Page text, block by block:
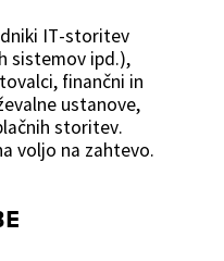
IT‑storitev
sistemov ipd.),
finančni in
ustanove,
storitev.
voljo na zahtevo.